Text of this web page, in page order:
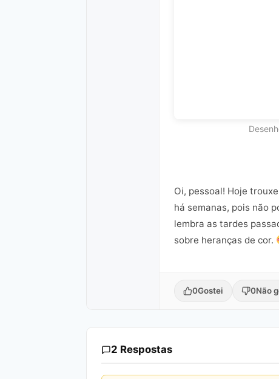
Oi, pessoal! Hoje
há semanas, pois não
lembra as tardes
sobre heranças de cor.
0Gostei 0Não
2 Respostas